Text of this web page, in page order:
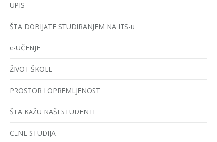
UPIS
ŠTA DOBIJATE STUDIRANJEM NA ITS-u
e-UČENJE
ŽIVOT ŠKOLE
PROSTOR I OPREMLJENOST
ŠTA KAŽU NAŠI STUDENTI
CENE STUDIJA